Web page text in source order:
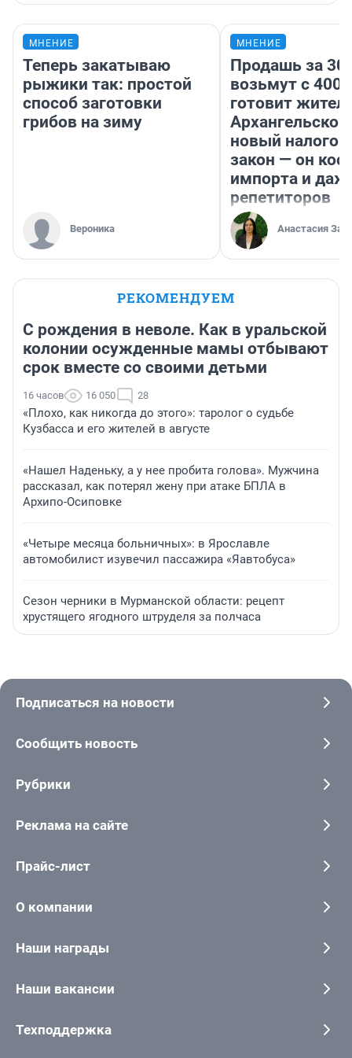
МНЕНИЕ
Теперь закатываю
рыжики так: простой
способ заготовки
грибов на зиму
Вероника
МНЕНИЕ
Продашь за
возьмут с
готовит
новый
закон — он
импорта и
репетиторов
Анастасия
РЕКОМЕНДУЕМ
С рождения в неволе. Как в уральской
колонии осужденные мамы отбывают
срок вместе со своими детьми
16 часов 16 050 28
«Плохо, как никогда до этого»: таролог о судьбе
Кузбасса и его жителей в августе
«Нашел Наденьку, а у нее пробита голова». Мужчина
рассказал, как потерял жену при атаке БПЛА в
Архипо-Осиповке
«Четыре месяца больничных»: в Ярославле
автомобилист изувечил пассажира «Яавтобуса»
Сезон черники в Мурманской области: рецепт
хрустящего ягодного штруделя за полчаса
Подписаться на новости
Сообщить новость
Рубрики
Реклама на сайте
Прайс-лист
О компании
Наши награды
Наши вакансии
Техподдержка